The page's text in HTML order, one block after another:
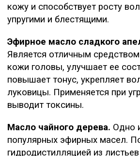
кожу и способствует росту
упругими и блестящими.
Эфирное масло сладкого
Является отличным
кожи головы, улучшает ее
повышает тонус, укрепляет
луковицы. Применяется при
выводит токсины.
Масло чайного дерева. Одно
популярных эфирных масел.
гидродистилляцией из